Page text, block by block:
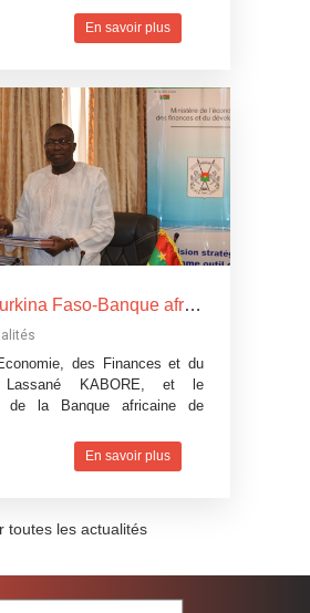
En savoir plus
Coopération Burkina Faso-Banque africaine de développement: La Banque africaine de développement accorde trois
des Finances et du
Lassané KABORE, et le
de la Banque africaine de
En savoir plus
toutes les actualités